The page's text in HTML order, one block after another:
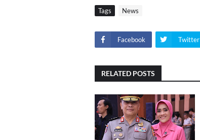
Tags News
Facebook Twitter
RELATED POSTS